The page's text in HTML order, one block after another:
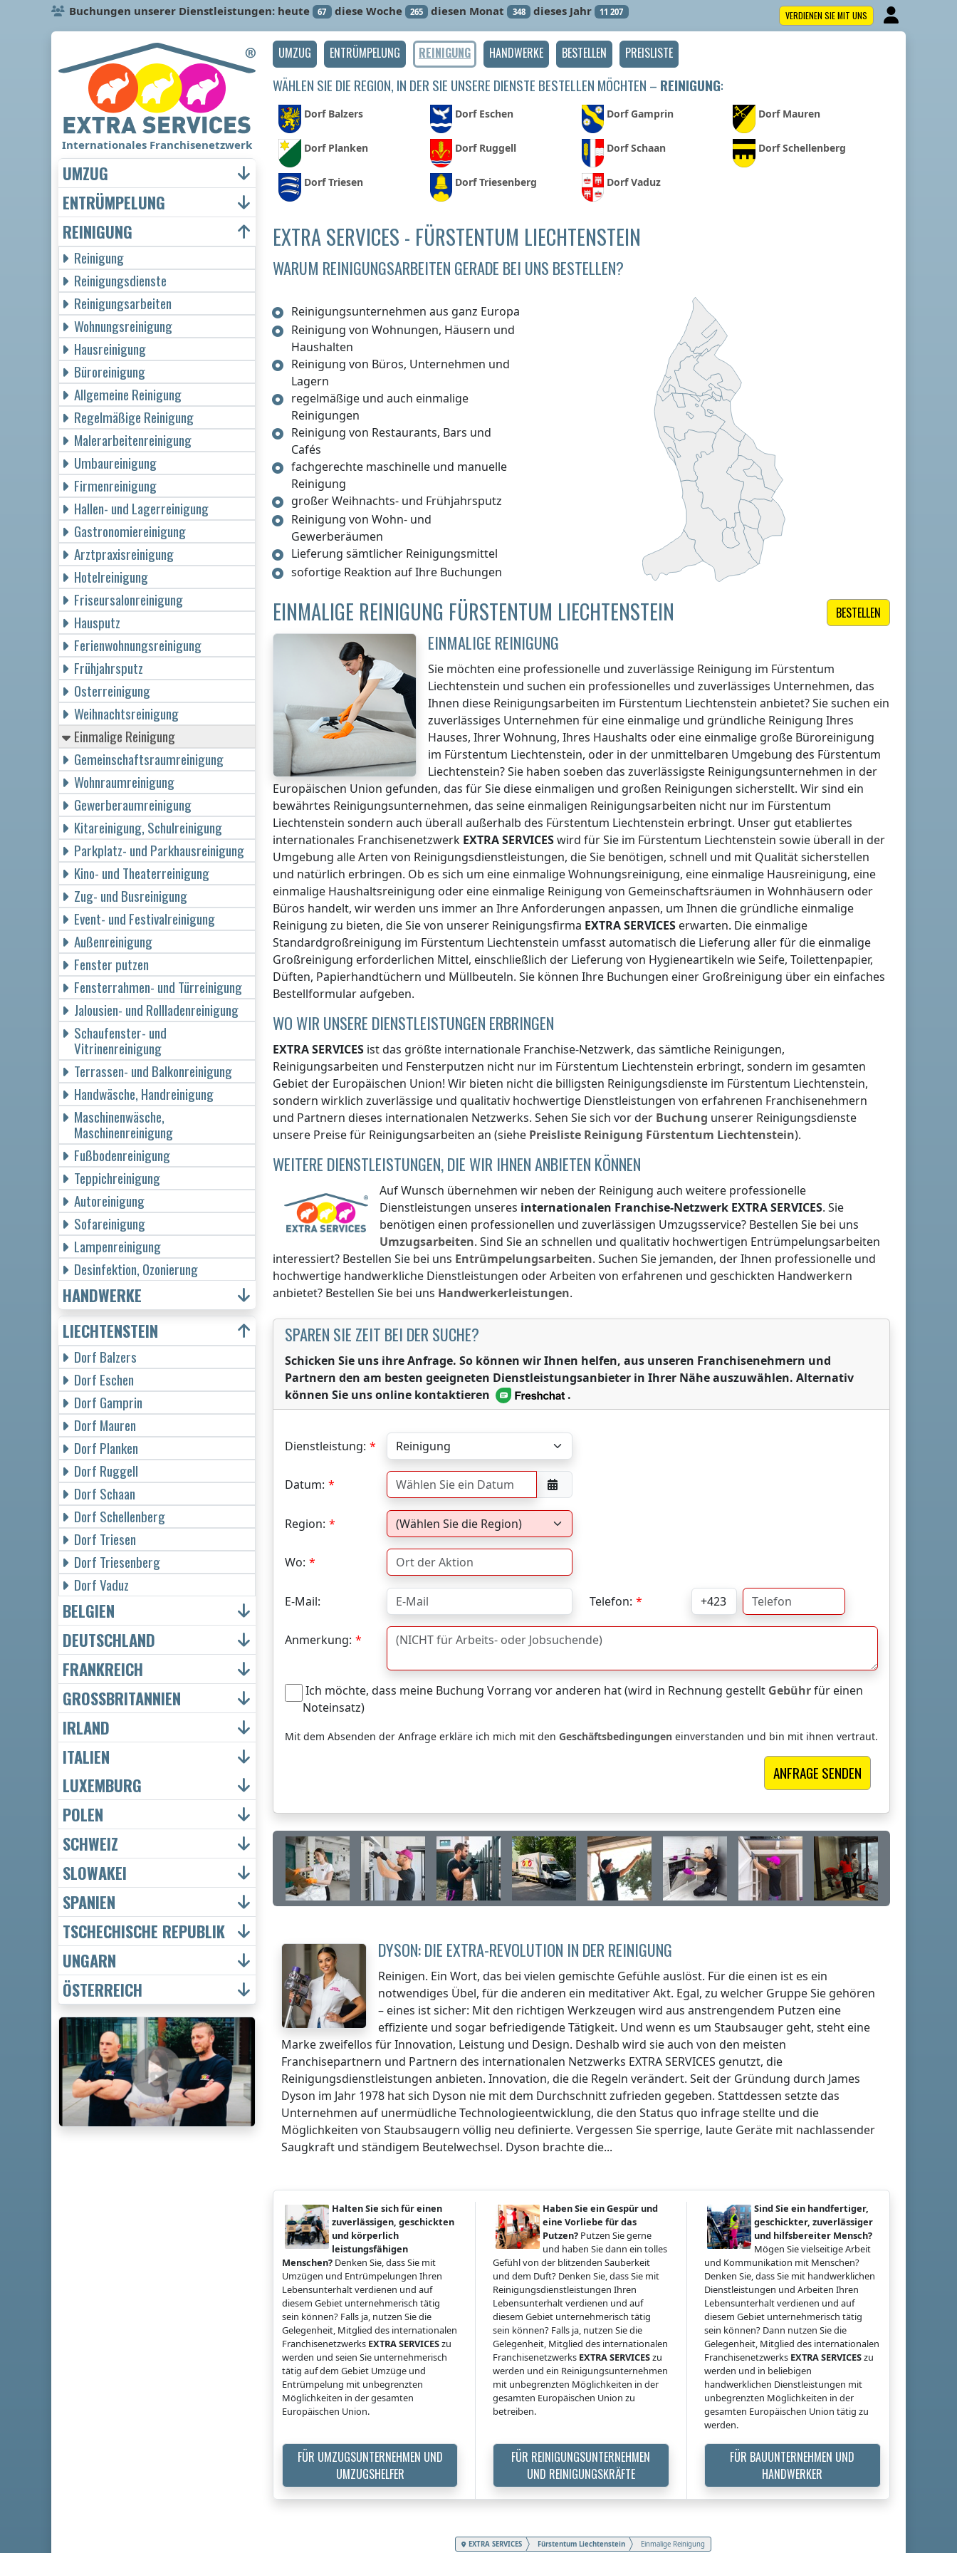
Buchungen unserer Dienstleistungen: heute 67 diese Woche 265 diesen Monat 348 dieses Jahr 11 207 VERDIENEN SIE MIT UNS
UMZUG ENTRÜMPELUNG REINIGUNG HANDWERKE BESTELLEN PREISLISTE
WÄHLEN SIE DIE REGION, IN DER SIE UNSERE DIENSTE BESTELLEN MÖCHTEN – REINIGUNG:
Dorf Balzers Dorf Eschen Dorf Gamprin Dorf Mauren
Dorf Planken Dorf Ruggell Dorf Schaan Dorf Schellenberg
Dorf Triesen Dorf Triesenberg Dorf Vaduz
EXTRA SERVICES - FÜRSTENTUM LIECHTENSTEIN
WARUM REINIGUNGSARBEITEN GERADE BEI UNS BESTELLEN?
Reinigungsunternehmen aus ganz Europa
Reinigung von Wohnungen, Häusern und
Haushalten
Reinigung von Büros, Unternehmen und
Lagern
regelmäßige und auch einmalige
Reinigungen
Reinigung von Restaurants, Bars und
Cafés
fachgerechte maschinelle und manuelle
Reinigung
großer Weihnachts- und Frühjahrsputz
Reinigung von Wohn- und
Gewerberäumen
Lieferung sämtlicher Reinigungsmittel
sofortige Reaktion auf Ihre Buchungen
BESTELLEN
EINMALIGE REINIGUNG FÜRSTENTUM LIECHTENSTEIN
EINMALIGE REINIGUNG
Sie möchten eine professionelle und zuverlässige Reinigung im Fürstentum
Liechtenstein und suchen ein professionelles und zuverlässiges Unternehmen, das
Ihnen diese Reinigungsarbeiten im Fürstentum Liechtenstein anbietet? Sie suchen ein
zuverlässiges Unternehmen für eine einmalige und gründliche Reinigung Ihres
Hauses, Ihrer Wohnung, Ihres Haushalts oder eine einmalige große Büroreinigung
im Fürstentum Liechtenstein, oder in der unmittelbaren Umgebung des Fürstentum
Liechtenstein? Sie haben soeben das zuverlässigste Reinigungsunternehmen in der
Europäischen Union gefunden, das für Sie diese einmaligen und großen Reinigungen sicherstellt. Wir sind ein
bewährtes Reinigungsunternehmen, das seine einmaligen Reinigungsarbeiten nicht nur im Fürstentum
Liechtenstein sondern auch überall außerhalb des Fürstentum Liechtenstein erbringt. Unser gut etabliertes
internationales Franchisenetzwerk EXTRA SERVICESwird für Sie im Fürstentum Liechtenstein sowie überall in der
Umgebung alle Arten von Reinigungsdienstleistungen, die Sie benötigen, schnell und mit Qualität sicherstellen
und natürlich erbringen. Ob es sich um eine einmalige Wohnungsreinigung, eine einmalige Hausreinigung, eine
einmalige Haushaltsreinigung oder eine einmalige Reinigung von Gemeinschaftsräumen in Wohnhäusern oder
Büros handelt, wir werden uns immer an Ihre Anforderungen anpassen, um Ihnen die gründliche einmalige
Reinigung zu bieten, die Sie von unserer Reinigungsfirma EXTRA SERVICES erwarten. Die einmalige
Standardgroßreinigung im Fürstentum Liechtenstein umfasst automatisch die Lieferung aller für die einmalige
Großreinigung erforderlichen Mittel, einschließlich der Lieferung von Hygieneartikeln wie Seife, Toilettenpapier,
Düften, Papierhandtüchern und Müllbeuteln. Sie können Ihre Buchungen einer Großreinigung über ein einfaches
Bestellformular aufgeben.
WO WIR UNSERE DIENSTLEISTUNGEN ERBRINGEN
EXTRA SERVICES ist das größte internationale Franchise-Netzwerk, das sämtliche Reinigungen,
Reinigungsarbeiten und Fensterputzen nicht nur im Fürstentum Liechtenstein erbringt, sondern im gesamten
Gebiet der Europäischen Union! Wir bieten nicht die billigsten Reinigungsdienste im Fürstentum Liechtenstein,
sondern wirklich zuverlässige und qualitativ hochwertige Dienstleistungen von erfahrenen Franchisenehmern
und Partnern dieses internationalen Netzwerks. Sehen Sie sich vor der Buchung unserer Reinigungsdienste
unsere Preise für Reinigungsarbeiten an (siehe Preisliste Reinigung Fürstentum Liechtenstein).
WEITERE DIENSTLEISTUNGEN, DIE WIR IHNEN ANBIETEN KÖNNEN
Auf Wunsch übernehmen wir neben der Reinigung auch weitere professionelle
Dienstleistungen unseres internationalen Franchise-Netzwerk EXTRA SERVICES. Sie
benötigen einen professionellen und zuverlässigen Umzugsservice? Bestellen Sie bei uns
Umzugsarbeiten. Sind Sie an schnellen und qualitativ hochwertigen Entrümpelungsarbeiten
interessiert? Bestellen Sie bei uns Entrümpelungsarbeiten. Suchen Sie jemanden, der Ihnen professionelle und
hochwertige handwerkliche Dienstleistungen oder Arbeiten von erfahrenen und geschickten Handwerkern
anbietet? Bestellen Sie bei uns Handwerkerleistungen.
SPAREN SIE ZEIT BEI DER SUCHE?
Schicken Sie uns ihre Anfrage. So können wir Ihnen helfen, aus unseren Franchisenehmern und
Partnern den am besten geeigneten Dienstleistungsanbieter in Ihrer Nähe auszuwählen. Alternativ
können Sie uns online kontaktieren
.
Dienstleistung:
Datum:
Region:
Wo:
E-Mail: Telefon:
Anmerkung:
Ich möchte, dass meine Buchung Vorrang vor anderen hat (wird in Rechnung gestellt Gebührfür einen
Noteinsatz)
Mit dem Absenden der Anfrage erkläre ich mich mit den Geschäftsbedingungen einverstanden und bin mit ihnen vertraut.
DYSON: DIE EXTRA-REVOLUTION IN DER REINIGUNG
Reinigen. Ein Wort, das bei vielen gemischte Gefühle auslöst. Für die einen ist es ein
notwendiges Übel, für die anderen ein meditativer Akt. Egal, zu welcher Gruppe Sie gehören
– eines ist sicher: Mit den richtigen Werkzeugen wird aus anstrengendem Putzen eine
effiziente und sogar befriedigende Tätigkeit. Und wenn es um Staubsauger geht, steht eine
Marke zweifellos für Innovation, Leistung und Design. Deshalb wird sie auch von den meisten
Franchisepartnern und Partnern des internationalen Netzwerks EXTRA SERVICES genutzt, die
Reinigungsdienstleistungen anbieten. Innovation, die die Regeln verändert. Seit der Gründung durch James
Dyson im Jahr 1978 hat sich Dyson nie mit dem Durchschnitt zufrieden gegeben. Stattdessen setzte das
Unternehmen auf unermüdliche Technologieentwicklung, die den Status quo infrage stellte und die
Möglichkeiten von Staubsaugern völlig neu definierte. Vergessen Sie sperrige, laute Geräte mit nachlassender
Saugkraft und ständigem Beutelwechsel. Dyson brachte die...
Halten Sie sich für einen
zuverlässigen, geschickten
und körperlich
leistungsfähigen
Menschen? Denken Sie, dass Sie mit
Umzügen und Entrümpelungen Ihren
Lebensunterhalt verdienen und auf
diesem Gebiet unternehmerisch tätig
sein können? Falls ja, nutzen Sie die
Gelegenheit, Mitglied des internationalen
Franchisenetzwerks EXTRA SERVICESzu
werden und seien Sie unternehmerisch
tätig auf dem Gebiet Umzüge und
Entrümpelung mit unbegrenzten
Möglichkeiten in der gesamten
Europäischen Union.
FÜR UMZUGSUNTERNEHMEN UND
UMZUGSHELFER
Haben Sie ein Gespür und
eine Vorliebe für das
Putzen? Putzen Sie gerne
und haben Sie dann ein tolles
Gefühl von der blitzenden Sauberkeit
und dem Duft? Denken Sie, dass Sie mit
Reinigungsdienstleistungen Ihren
Lebensunterhalt verdienen und auf
diesem Gebiet unternehmerisch tätig
sein können? Falls ja, nutzen Sie die
Gelegenheit, Mitglied des internationalen
Franchisenetzwerks EXTRA SERVICESzu
werden und ein Reinigungsunternehmen
mit unbegrenzten Möglichkeiten in der
gesamten Europäischen Union zu
betreiben.
FÜR REINIGUNGSUNTERNEHMEN
UND REINIGUNGSKRÄFTE
Sind Sie ein handfertiger,
geschickter, zuverlässiger
und hilfsbereiter Mensch?
Mögen Sie vielseitige Arbeit
und Kommunikation mit Menschen?
Denken Sie, dass Sie mit handwerklichen
Dienstleistungen und Arbeiten Ihren
Lebensunterhalt verdienen und auf
diesem Gebiet unternehmerisch tätig
sein können? Dann nutzen Sie die
Gelegenheit, Mitglied des internationalen
Franchisenetzwerks EXTRA SERVICESzu
werden und in beliebigen
handwerklichen Dienstleistungen mit
unbegrenzten Möglichkeiten in der
gesamten Europäischen Union tätig zu
werden.
FÜR BAUUNTERNEHMEN UND
HANDWERKER
EXTRA SERVICES Fürstentum Liechtenstein Einmalige Reinigung
Internationales Franchisenetzwerk
UMZUG
ENTRÜMPELUNG
REINIGUNG
Reinigung
Reinigungsdienste
Reinigungsarbeiten
Wohnungsreinigung
Hausreinigung
Büroreinigung
Allgemeine Reinigung
Regelmäßige Reinigung
Malerarbeitenreinigung
Umbaureinigung
Firmenreinigung
Hallen- und Lagerreinigung
Gastronomiereinigung
Arztpraxisreinigung
Hotelreinigung
Friseursalonreinigung
Hausputz
Ferienwohnungsreinigung
Frühjahrsputz
Osterreinigung
Weihnachtsreinigung
Einmalige Reinigung
Gemeinschaftsraumreinigung
Wohnraumreinigung
Gewerberaumreinigung
Kitareinigung, Schulreinigung
Parkplatz- und Parkhausreinigung
Kino- und Theaterreinigung
Zug- und Busreinigung
Event- und Festivalreinigung
Außenreinigung
Fenster putzen
Fensterrahmen- und Türreinigung
Jalousien- und Rollladenreinigung
Schaufenster- und
Vitrinenreinigung
Terrassen- und Balkonreinigung
Handwäsche, Handreinigung
Maschinenwäsche,
Maschinenreinigung
Fußbodenreinigung
Teppichreinigung
Autoreinigung
Sofareinigung
Lampenreinigung
Desinfektion, Ozonierung
HANDWERKE
LIECHTENSTEIN
Dorf Balzers
Dorf Eschen
Dorf Gamprin
Dorf Mauren
Dorf Planken
Dorf Ruggell
Dorf Schaan
Dorf Schellenberg
Dorf Triesen
Dorf Triesenberg
Dorf Vaduz
BELGIEN
DEUTSCHLAND
FRANKREICH
GROSSBRITANNIEN
IRLAND
ITALIEN
LUXEMBURG
POLEN
SCHWEIZ
SLOWAKEI
SPANIEN
TSCHECHISCHE REPUBLIK
UNGARN
ÖSTERREICH